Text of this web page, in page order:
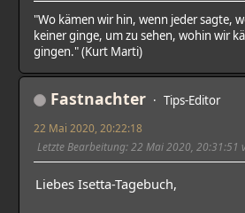
"Wo kämen wir hin, wenn jeder sagte,
keiner ginge, um zu sehen, wohin wir
gingen." (Kurt Marti)
Fastnachter Tips-Editor
22 Mai 2020, 20:22:18
Letzte Bearbeitung: 22 Mai 2020, 20:31:51
Liebes Isetta-Tagebuch,